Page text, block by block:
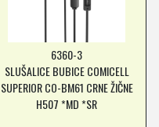
6360-3
SLUŠALICE BUBICE COMICELL
SUPERIOR CO-BM61 CRNE ŽIČNE
H507 *MD *SR